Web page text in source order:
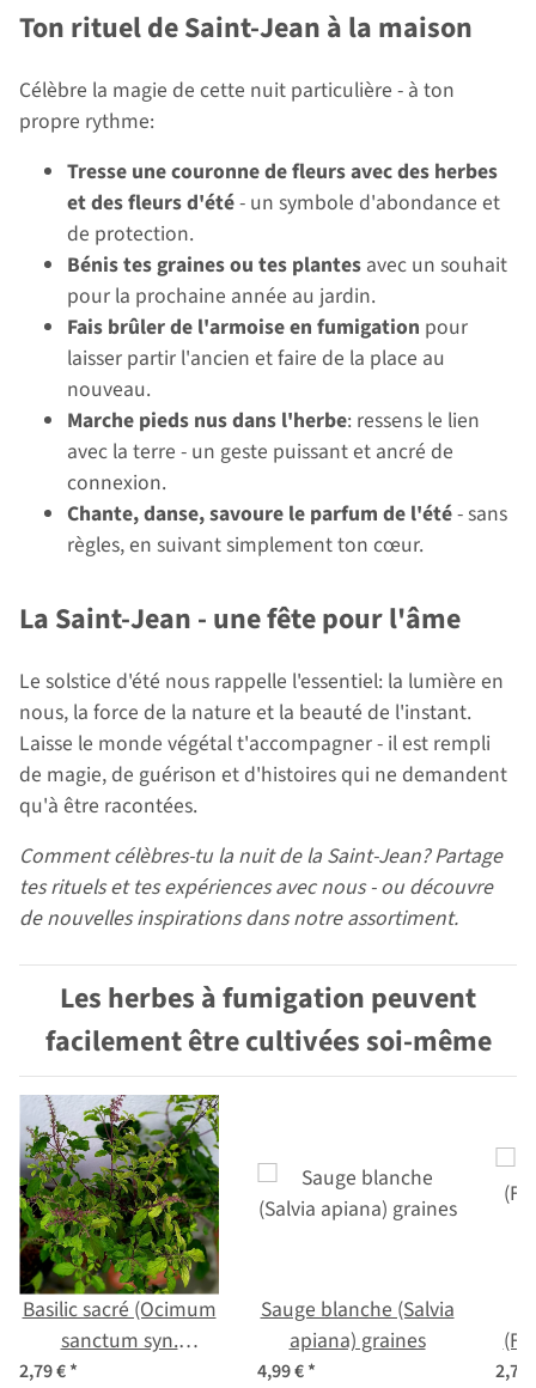
Ton rituel de Saint-Jean à la maison
Célèbre la magie de cette nuit particulière - à ton
propre rythme:
Tresse une couronne de fleurs avec des herbes
et des fleurs d'été- un symbole d'abondance et
de protection.
Bénis tes graines ou tes plantes avec un souhait
pour la prochaine année au jardin.
Fais brûler de l'armoise en fumigation pour
laisser partir l'ancien et faire de la place au
nouveau.
Marche pieds nus dans l'herbe: ressens le lien
avec la terre - un geste puissant et ancré de
connexion.
Chante, danse, savoure le parfum de l'été- sans
règles, en suivant simplement ton cœur.
La Saint-Jean - une fête pour l'âme
Le solstice d'été nous rappelle l'essentiel: la lumière en
nous, la force de la nature et la beauté de l'instant.
Laisse le monde végétal t'accompagner - il est rempli
de magie, de guérison et d'histoires qui ne demandent
qu'à être racontées.
Comment célèbres-tu la nuit de la Saint-Jean? Partage
tes rituels et tes expériences avec nous - ou découvre
de nouvelles inspirations dans notre assortiment.
Les herbes à fumigation peuvent
facilement être cultivées soi-même
Basilic sacré (Ocimum
sanctum syn.
tenuiflorum)
2,79 €*
Sauge blanche (Salvia
apiana) graines
4,99 €* 2,79